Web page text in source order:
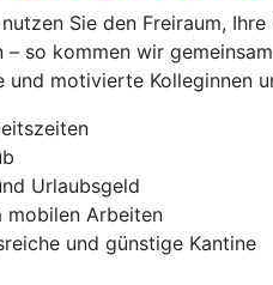
Sie den Freiraum,
– so kommen wir
und motivierte Kolleginnen
Urlaubsgeld
mobilen Arbeiten
und günstige Kantine